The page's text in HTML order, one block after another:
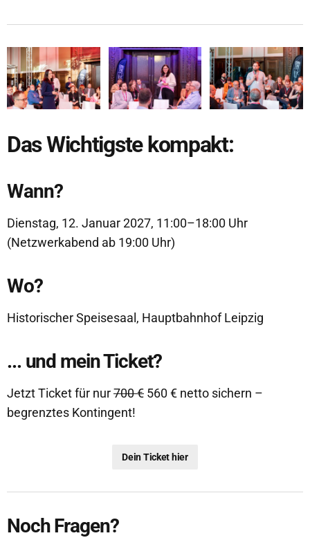
Das Wichtigste kompakt:
Wann?
Dienstag, 12. Januar 2027, 11:00–18:00 Uhr
(Netzwerkabend ab 19:00 Uhr)
Wo?
Historischer Speisesaal, Hauptbahnhof Leipzig
... und mein Ticket?
Jetzt Ticket für nur700 € 560 € netto sichern –
begrenztes Kontingent!
Dein Ticket hier
Noch Fragen?